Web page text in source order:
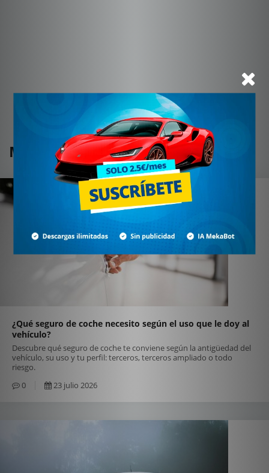
Más Noticias
¿Qué seguro de coche necesito según el uso que le doy al
vehículo?
Descubre qué seguro de coche te conviene según la antigüedad del
vehículo, su uso y tu perfil: terceros, terceros ampliado o todo
riesgo.
0
23 julio 2026